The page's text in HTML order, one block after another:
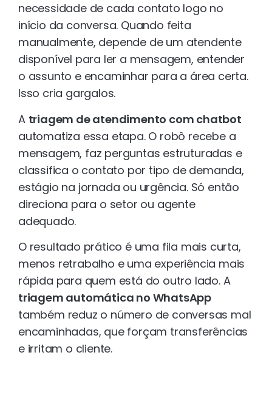
necessidade de cada contato logo no
início da conversa. Quando feita
manualmente, depende de um atendente
disponível para ler a mensagem, entender
o assunto e encaminhar para a área certa.
Isso cria gargalos.
A triagem de atendimento com chatbot
automatiza essa etapa. O robô recebe a
mensagem, faz perguntas estruturadas e
classifica o contato por tipo de demanda,
estágio na jornada ou urgência. Só então
direciona para o setor ou agente
adequado.
O resultado prático é uma fila mais curta,
menos retrabalho e uma experiência mais
rápida para quem está do outro lado. A
triagem automática no WhatsApp
também reduz o número de conversas mal
encaminhadas, que forçam transferências
e irritam o cliente.